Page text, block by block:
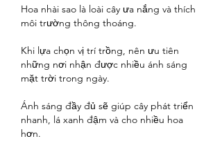
Hoa nhài sao là loài cây ưa nắng và thích
môi trường thông thoáng.
Khi lựa chọn vị trí trồng, nên ưu tiên
những nơi nhận được nhiều ánh sáng
mặt trời trong ngày.
Ánh sáng đầy đủ sẽ giúp cây phát triển
nhanh, lá xanh đậm và cho nhiều hoa
hơn.